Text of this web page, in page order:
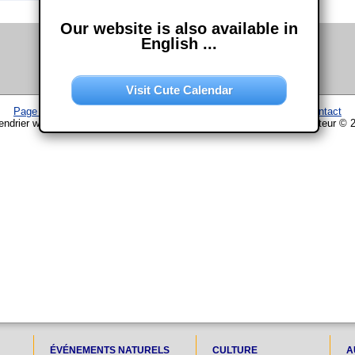
Page d'accueil
Contact
www.chouette-calendrier.com • 30. Décembre 2021 – droit d'auteur ©
ÉVÉNEMENTS NATURELS CULTURE
Our website is also available in
English ...
Visit Cute Calendar